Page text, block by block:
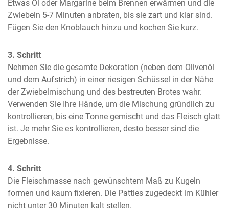
Etwas Öl oder Margarine beim Brennen erwärmen und die
Zwiebeln 5-7 Minuten anbraten, bis sie zart und klar sind.
Fügen Sie den Knoblauch hinzu und kochen Sie kurz.
3. Schritt
Nehmen Sie die gesamte Dekoration (neben dem Olivenöl
und dem Aufstrich) in einer riesigen Schüssel in der Nähe
der Zwiebelmischung und des bestreuten Brotes wahr.
Verwenden Sie Ihre Hände, um die Mischung gründlich zu
kontrollieren, bis eine Tonne gemischt und das Fleisch glatt
ist. Je mehr Sie es kontrollieren, desto besser sind die
Ergebnisse.
4. Schritt
Die Fleischmasse nach gewünschtem Maß zu Kugeln
formen und kaum fixieren. Die Patties zugedeckt im Kühler
nicht unter 30 Minuten kalt stellen.